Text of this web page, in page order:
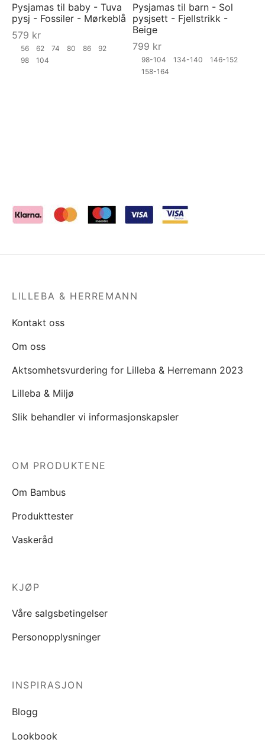
Pysjamas til baby - Tuva
pysj - Fossiler - Mørkeblå
579 kr
56 62 74 80 86
92
98
104
Pysjamas til barn - Sol
pysjsett - Fjellstrikk -
Beige
799 kr
98-104 134-140
146-152
158-164
LILLEBA & HERREMANN
Kontakt oss
Om oss
Aktsomhetsvurdering for Lilleba & Herremann 2023
Lilleba & Miljø
Slik behandler vi informasjonskapsler
OM PRODUKTENE
Om Bambus
Produkttester
Vaskeråd
KJØP
Våre salgsbetingelser
Personopplysninger
INSPIRASJON
Blogg
Lookbook